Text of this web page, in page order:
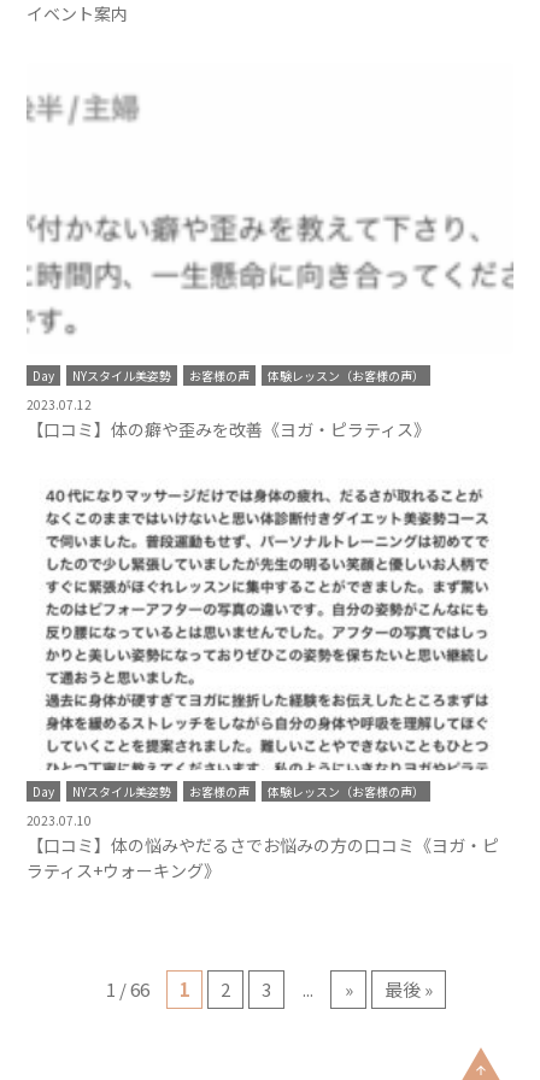
イベント案内
Day NYスタイル美姿勢 お客様の声
体験レッスン（お客様の声）
2023.07.12
【口コミ】体の癖や歪みを改善《ヨガ・ピラティス》
Day NYスタイル美姿勢 お客様の声
体験レッスン（お客様の声）
2023.07.10
【口コミ】体の悩みやだるさでお悩みの方の口コミ《ヨガ・ピ
ラティス+ウォーキング》
1 / 66 1 2 3 ... » 最後 »